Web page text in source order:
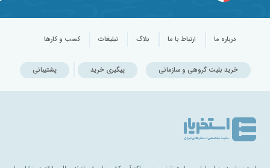
درباره ما ارتباط با ما بلاگ تبلیغات کسب و کارها
خرید بلیت گروهی و سازمانی پیگیری خرید پشتیبانی